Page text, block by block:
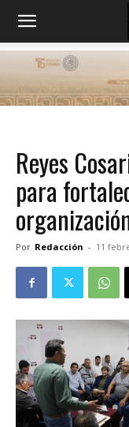
Reyes
para
Por Redacción - 11